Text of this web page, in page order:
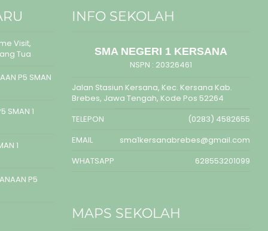
Visit,
Tua
P5 SMAN
SMAN 1
1
P5
INFO SEKOLAH
SMA NEGERI 1 KERSANA
NSPN : 20326461
Jalan Stasiun Kersana, Kec. Kersana Kab.
Brebes, Jawa Tengah, Kode Pos 52264
TELEPON
(0283) 4582655
EMAIL
sma1kersanabrebes@gmail.com
WHATSAPP
628553201099
MAPS SEKOLAH